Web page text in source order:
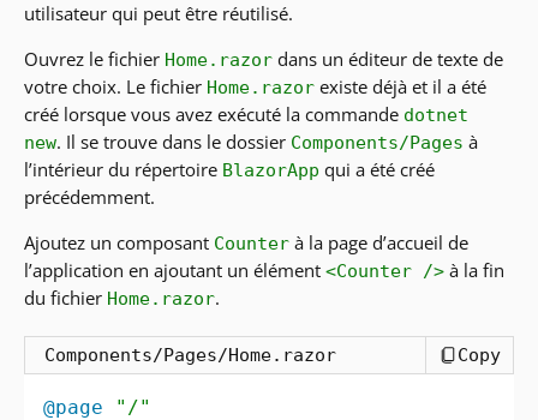
utilisateur qui peut être réutilisé.
Ouvrez le fichier Home.razor dans un éditeur de texte de
votre choix. Le fichier Home.razor existe déjà et il a été
créé lorsque vous avez exécuté la commande dotnet
new. Il se trouve dans le dossier Components/Pages à
l’intérieur du répertoire BlazorApp qui a été créé
précédemment.
Ajoutez un composant Counter à la page d’accueil de
l’application en ajoutant un élément<Counter /> à la fin
du fichier Home.razor.
Components/Pages/Home.razor Copy
@page "/"